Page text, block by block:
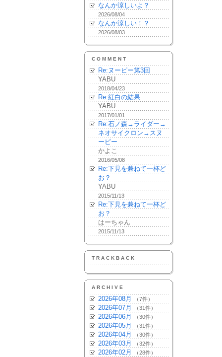
なんか涼しいよ？
2026/08/04
なんか涼しい！？
2026/08/03
COMMENT
Re:ヌーピー第3回
YABU
2018/04/23
Re:紅白の結果
YABU
2017/01/01
Re:石ノ森→ライダー→
ネオサイクロン→スヌ
ーピー
かよこ
2016/05/08
Re:下見を兼ねて一杯ど
お？
YABU
2015/11/13
Re:下見を兼ねて一杯ど
お？
はーちゃん
2015/11/13
TRACKBACK
ARCHIVE
2026年08月 （7件）
2026年07月 （31件）
2026年06月 （30件）
2026年05月 （31件）
2026年04月 （30件）
2026年03月 （32件）
2026年02月 （28件）